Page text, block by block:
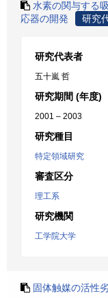
水素の関与する
応器の開発
研究
研究代表者
五十嵐 哲
研究期間 (年度)
2001 – 2003
研究種目
特定領域研究
審査区分
理工系
研究機関
工学院大学
固体触媒の活性